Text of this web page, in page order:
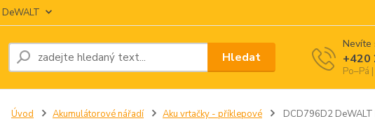
DeWALT
Hledat
Nevíte
+420
Po–Pá
Úvod Akumulátorové nářadí Aku vrtačky - příklepové DCD796D2